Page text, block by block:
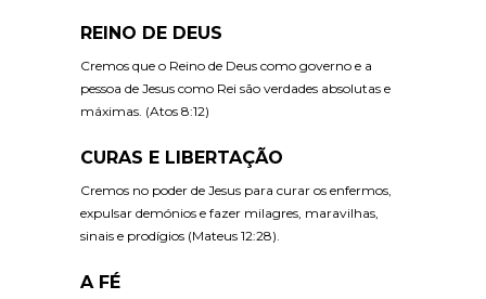
REINO DE DEUS
Cremos que o Reino de Deus como governo e a
pessoa de Jesus como Rei são verdades absolutas e
máximas. (Atos 8:12)
CURAS E LIBERTAÇÃO
Cremos no poder de Jesus para curar os enfermos,
expulsar demónios e fazer milagres, maravilhas,
sinais e prodígios (Mateus 12:28).
A FÉ